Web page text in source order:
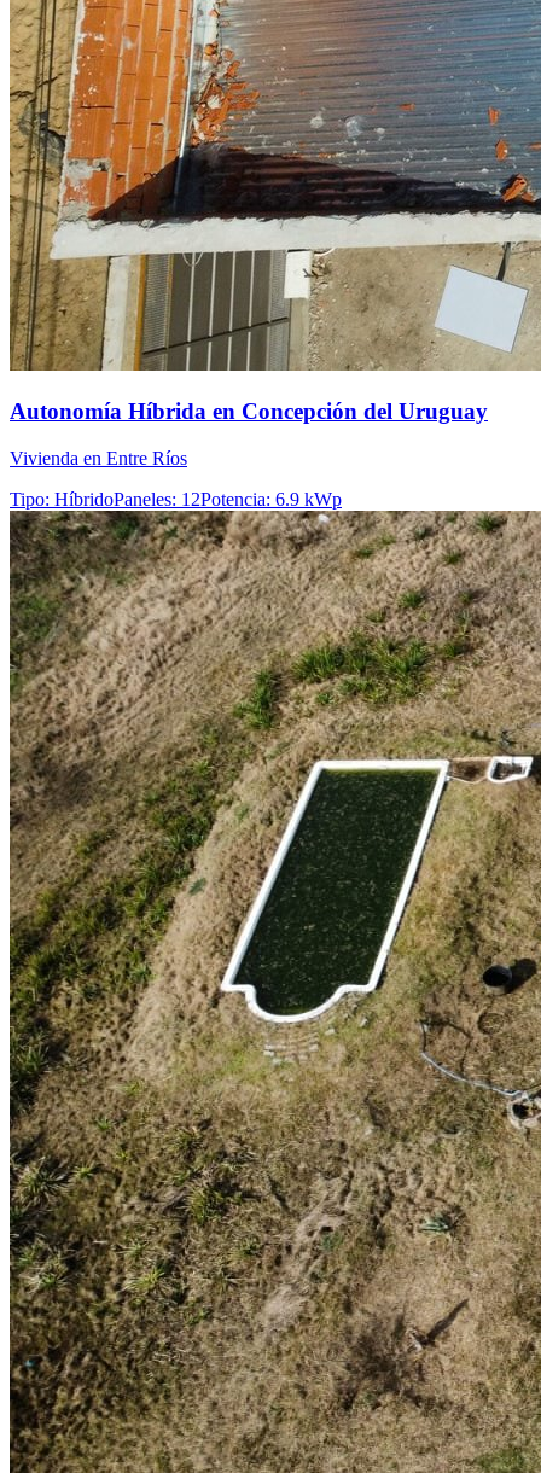
Autonomía Híbrida en Concepción del Uruguay
Vivienda en Entre Ríos
Tipo: HíbridoPaneles: 12Potencia: 6.9 kWp